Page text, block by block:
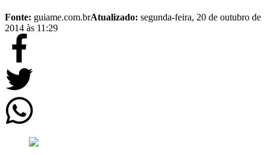
Fonte: guiame.com.brAtualizado: segunda-feira, 20 de outubro de
2014 às 11:29